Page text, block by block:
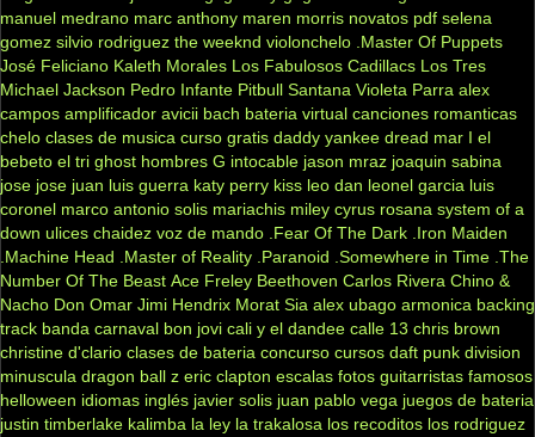
manuel medrano marc anthony maren morris novatos pdf selena
gomez silvio rodriguez the weeknd violonchelo .Master Of Puppets
José Feliciano Kaleth Morales Los Fabulosos Cadillacs Los Tres
Michael Jackson Pedro Infante Pitbull Santana Violeta Parra alex
campos amplificador avicii bach bateria virtual canciones romanticas
chelo clases de musica curso gratis daddy yankee dread mar I el
bebeto el tri ghost hombres G intocable jason mraz joaquin sabina
jose jose juan luis guerra katy perry kiss leo dan leonel garcia luis
coronel marco antonio solis mariachis miley cyrus rosana system of a
down ulices chaidez voz de mando .Fear Of The Dark .Iron Maiden
.Machine Head
.Master of Reality .Paranoid .Somewhere in Time .The
Number Of The Beast Ace Freley Beethoven Carlos Rivera Chino &
Nacho Don Omar Jimi Hendrix Morat Sia alex ubago armonica backing
track banda carnaval bon jovi cali y el dandee calle 13 chris brown
christine d'clario clases de bateria concurso cursos daft punk division
minuscula dragon ball z eric clapton escalas fotos guitarristas famosos
helloween idiomas inglés javier solis juan pablo vega juegos de bateria
justin timberlake kalimba la ley la trakalosa los recoditos los rodriguez